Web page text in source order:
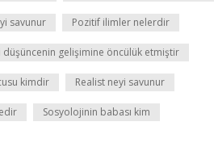
savunur Pozitif ilimler nelerdir
düşüncenin gelişimine öncülük etmiştir
kimdir Realist neyi savunur
Sosyolojinin babası kim